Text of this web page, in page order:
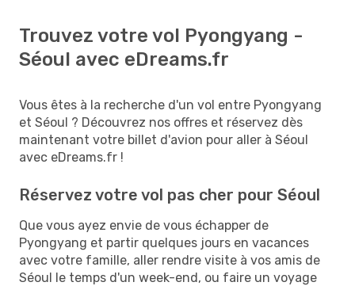
Trouvez votre vol Pyongyang -
Séoul avec eDreams.fr
Vous êtes à la recherche d'un vol entre Pyongyang
et Séoul ? Découvrez nos offres et réservez dès
maintenant votre billet d'avion pour aller à Séoul
avec eDreams.fr !
Réservez votre vol pas cher pour Séoul
Que vous ayez envie de vous échapper de
Pyongyang et partir quelques jours en vacances
avec votre famille, aller rendre visite à vos amis de
Séoul le temps d'un week-end, ou faire un voyage